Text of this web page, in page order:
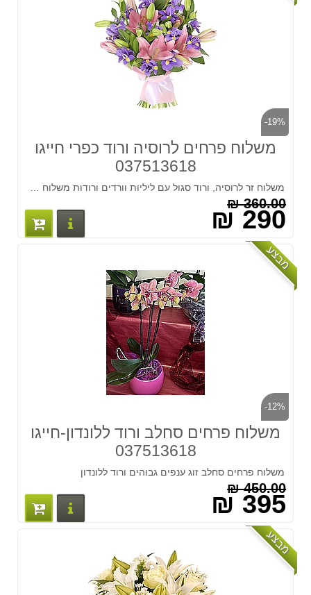
-19%
משלוח פרחים לרוסיה ורוד כפרי חייגו
037513618
360.00 ₪
290 ₪ פרטים
מבצע
-12%
משלוח פרחים סחלב ורוד ללונדון-חייגו
037513618
משלוח פרחים סחלב זוג ענפים גבוהים ורוד ללונדון
450.00 ₪
395 ₪ פרטים
מבצע